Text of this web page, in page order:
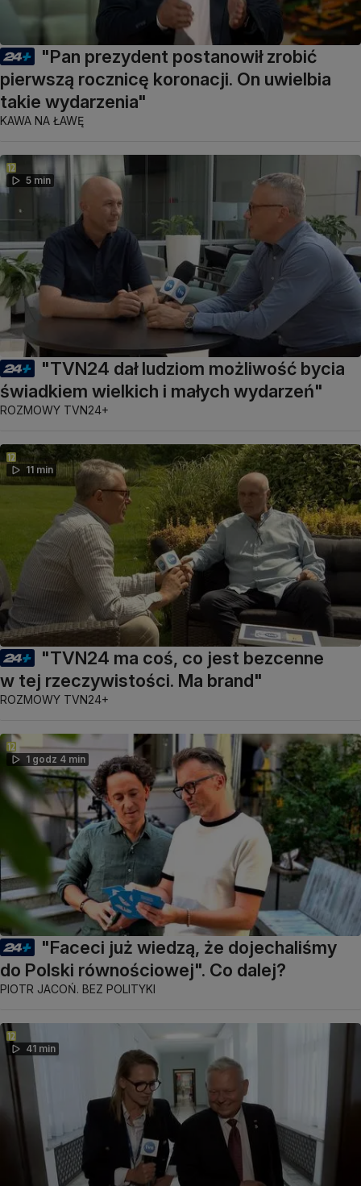
"Pan prezydent postanowił zrobić
pierwszą rocznicę koronacji. On uwielbia
takie wydarzenia"
KAWA NA ŁAWĘ
5 min
"TVN24 dał ludziom możliwość bycia
świadkiem wielkich i małych wydarzeń"
ROZMOWY TVN24+
11 min
"TVN24 ma coś, co jest bezcenne
w tej rzeczywistości. Ma brand"
ROZMOWY TVN24+
1 godz 4 min
"Faceci już wiedzą, że dojechaliśmy
do Polski równościowej". Co dalej?
PIOTR JACOŃ. BEZ POLITYKI
41 min